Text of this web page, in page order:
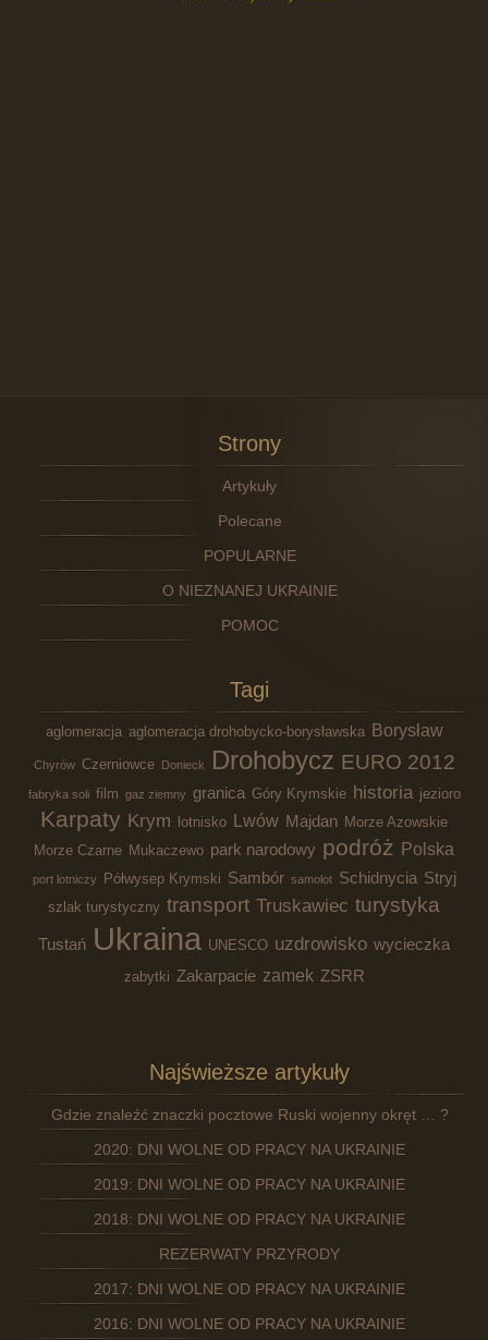
Strony
Artykuły
Polecane
POPULARNE
O NIEZNANEJ UKRAINIE
POMOC
Tagi
aglomeracja aglomeracja drohobycko-borysławska Borysław
Chyrów Czerniowce Donieck Drohobycz EURO 2012
fabryka soli film gaz ziemny granica Góry Krymskie historia jezioro
Karpaty Krym lotnisko Lwów Majdan Morze Azowskie
Morze Czarne Mukaczewo park narodowy podróż Polska
port lotniczy Półwysep Krymski Sambór samolot Schidnycia Stryj
szlak turystyczny transport Truskawiec turystyka
Tustań Ukraina UNESCO uzdrowisko wycieczka
zabytki Zakarpacie zamek ZSRR
Najświeższe artykuły
Gdzie znaleźć znaczki pocztowe Ruski wojenny okręt … ?
2020: DNI WOLNE OD PRACY NA UKRAINIE
2019: DNI WOLNE OD PRACY NA UKRAINIE
2018: DNI WOLNE OD PRACY NA UKRAINIE
REZERWATY PRZYRODY
2017: DNI WOLNE OD PRACY NA UKRAINIE
2016: DNI WOLNE OD PRACY NA UKRAINIE